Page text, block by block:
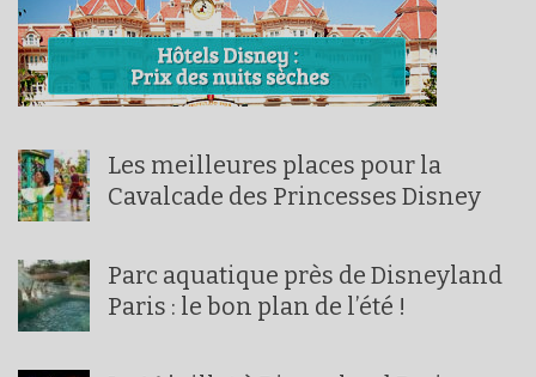
Les meilleures places pour la
Cavalcade des Princesses Disney
Parc aquatique près de Disneyland
Paris : le bon plan de l’été !